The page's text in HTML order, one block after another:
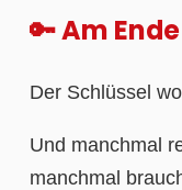
🔑 Am
Der Schlüssel
Und manchmal
manchmal